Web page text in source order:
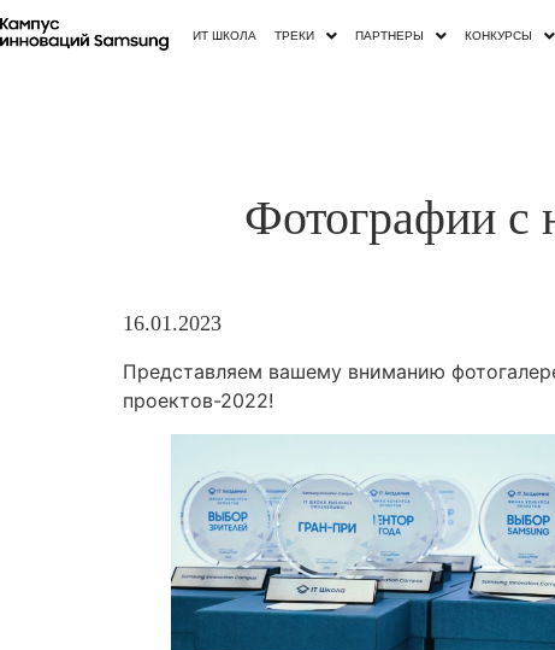
ИТ ШКОЛА ТРЕКИ ПАРТНЕРЫ КОНКУРСЫ
Фотографии с
16.01.2023
Представляем вашему вниманию
проектов-2022!